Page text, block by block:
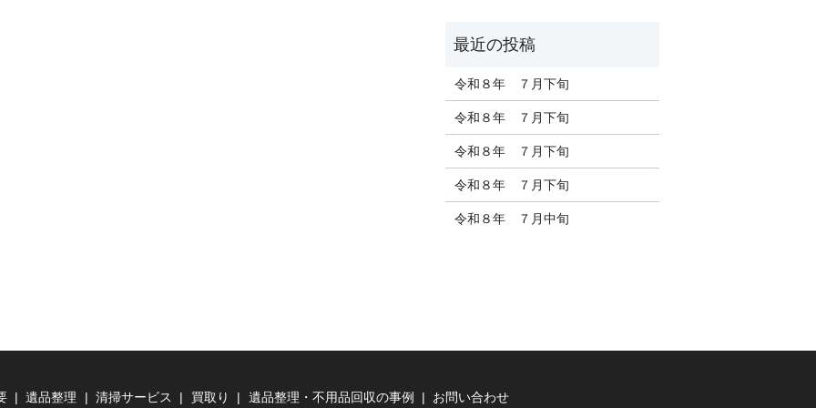
令和８年 ７月下旬
令和８年 ７月下旬
令和８年 ７月下旬
令和８年 ７月下旬
令和８年 ７月中旬
遺品整理 清掃サービス 買取り 遺品整理・不用品回収の事例 お問い合わせ